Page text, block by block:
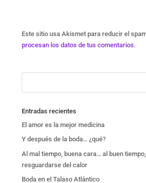
Este sitio usa Akismet para reducir el
procesan los datos de tus comentarios.
Entradas recientes
El amor es la mejor medicina
Y después de la boda… ¿qué?
Al mal tiempo, buena cara… al buen
resguardarse del calor
Boda en el Talaso Atlántico